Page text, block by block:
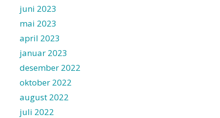
juni 2023
mai 2023
april 2023
januar 2023
desember 2022
oktober 2022
august 2022
juli 2022